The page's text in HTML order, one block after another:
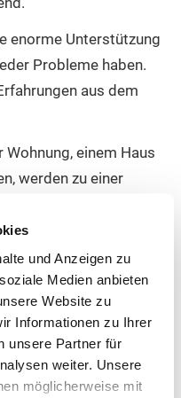
und Anzeigen zu
Medien anbieten
Website zu
Informationen zu Ihrer
unsere Partner für
weiter. Unsere
möglicherweise mit
enorme Unterstützung
Probleme haben.
aus dem
einem Haus
werden zu einer
werden sollen. Hier
die nicht mehr im
unterstützen. Ob sie
Enkel betreuen,
wenn sie das gerne
annehmen – zu